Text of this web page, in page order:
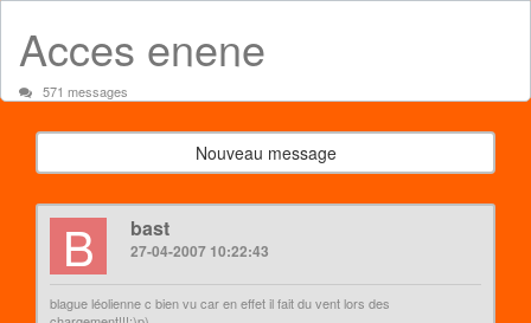
Acces enene
571 messages
Nouveau message
B bast
27-04-2007 10:22:43
blague léolienne c bien vu car en effet il fait du vent lors des